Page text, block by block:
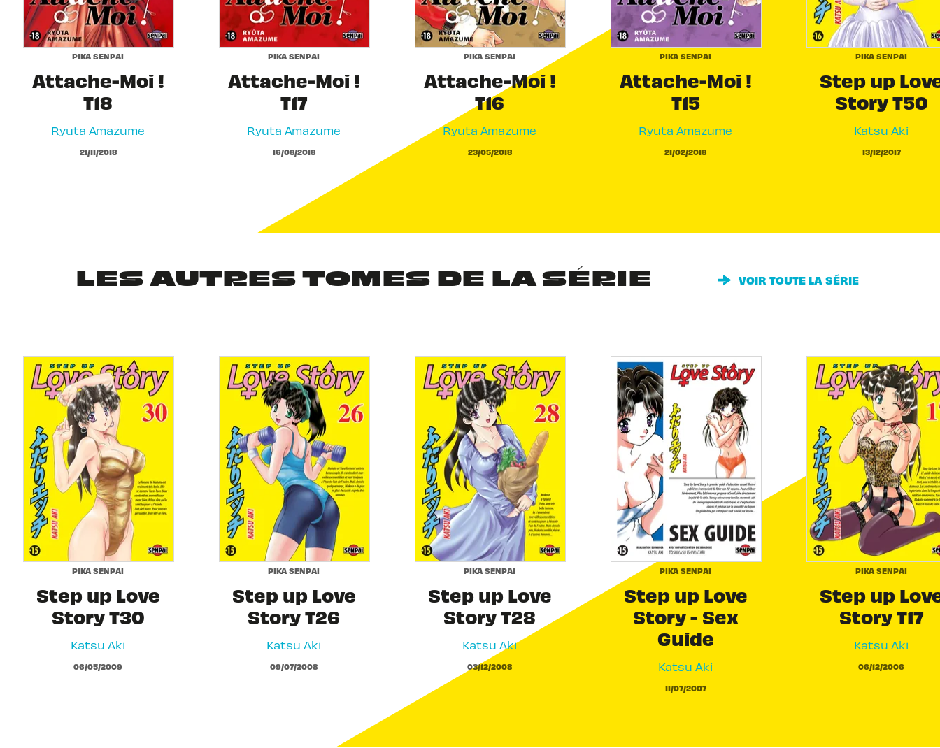
PIKA SENPAI
Attache-Moi !
T18
Ryuta Amazume
21/11/2018
PIKA SENPAI
Attache-Moi !
T17
Ryuta Amazume
16/08/2018
PIKA SENPAI
Attache-Moi !
T16
Ryuta Amazume
23/05/2018
PIKA SENPAI
Attache-Moi !
T15
Ryuta Amazume
21/02/2018
PIKA SENPAI
Step up
Story T50
Katsu Aki
13/12/2017
LES AUTRES TOMES DE LA SÉRIE VOIR TOUTE LA SÉRIE
PIKA SENPAI
Step up Love
Story T30
Katsu Aki
06/05/2009
PIKA SENPAI
Step up Love
Story T26
Katsu Aki
09/07/2008
PIKA SENPAI
Step up Love
Story T28
Katsu Aki
03/12/2008
PIKA SENPAI
Step up Love
Story - Sex
Guide
Katsu Aki
11/07/2007
PIKA SENPAI
Step up
Story T17
Katsu Aki
06/12/2006